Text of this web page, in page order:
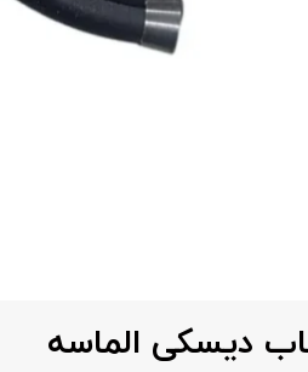
دیسکی الماسه